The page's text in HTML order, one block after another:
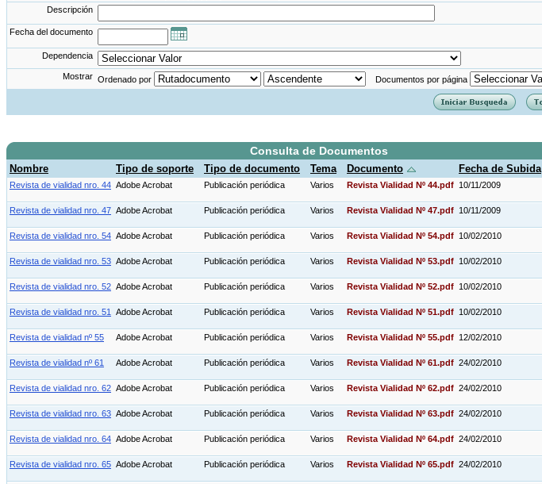
Descripción
Fecha del documento
Dependencia
Mostrar Ordenado por Documentos por página
Consulta de Documentos
Nombre Tipo de soporte Tipo de documento Tema Documento Fecha de Subida
Revista de vialidad nro. 44 Adobe Acrobat Publicación periódica Varios Revista Vialidad Nº 44.pdf 10/11/2009
Revista de vialidad nro. 47 Adobe Acrobat Publicación periódica Varios Revista Vialidad Nº 47.pdf 10/11/2009
Revista de vialidad nro. 54 Adobe Acrobat Publicación periódica Varios Revista Vialidad Nº 54.pdf 10/02/2010
Revista de vialidad nro. 53 Adobe Acrobat Publicación periódica Varios Revista Vialidad Nº 53.pdf 10/02/2010
Revista de vialidad nro. 52 Adobe Acrobat Publicación periódica Varios Revista Vialidad Nº 52.pdf 10/02/2010
Revista de vialidad nro. 51
Adobe Acrobat Publicación periódica Varios Revista Vialidad Nº 51.pdf 10/02/2010
Revista de vialidad nº 55
Adobe Acrobat Publicación periódica Varios Revista Vialidad Nº 55.pdf 12/02/2010
Revista de vialidad nº 61
Adobe Acrobat Publicación periódica Varios Revista Vialidad Nº 61.pdf 24/02/2010
Revista de vialidad nro. 62 Adobe Acrobat Publicación periódica Varios Revista Vialidad Nº 62.pdf 24/02/2010
Revista de vialidad nro. 63 Adobe Acrobat Publicación periódica Varios Revista Vialidad Nº 63.pdf 24/02/2010
Revista de vialidad nro. 64 Adobe Acrobat Publicación periódica Varios Revista Vialidad Nº 64.pdf 24/02/2010
Revista de vialidad nro. 65 Adobe Acrobat Publicación periódica Varios Revista Vialidad Nº 65.pdf 24/02/2010